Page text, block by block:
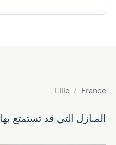
France
/
Lille
المنازل التي قد تستمتع بها